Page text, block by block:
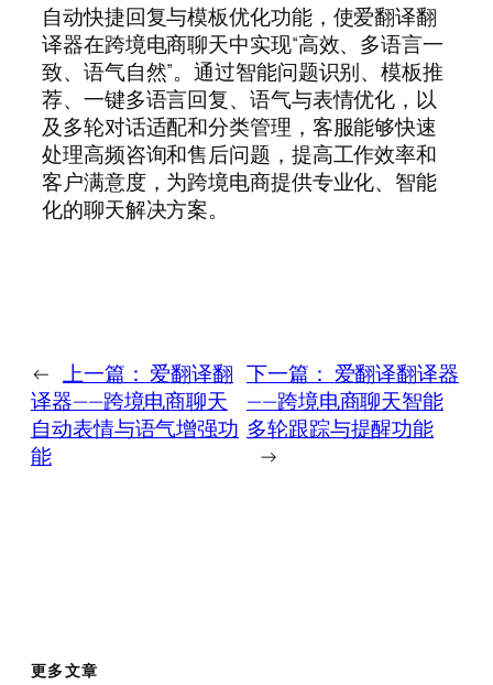
自动快捷回复与模板优化功能，使爱翻译翻
译器在跨境电商聊天中实现“高效、多语言一
致、语气自然”。通过智能问题识别、模板推
荐、一键多语言回复、语气与表情优化，以
及多轮对话适配和分类管理，客服能够快速
处理高频咨询和售后问题，提高工作效率和
客户满意度，为跨境电商提供专业化、智能
化的聊天解决方案。
← 上一篇： 爱翻译翻
译器——跨境电商聊天
自动表情与语气增强功
能
下一篇： 爱翻译翻译器
——跨境电商聊天智能
多轮跟踪与提醒功能
→
更多文章